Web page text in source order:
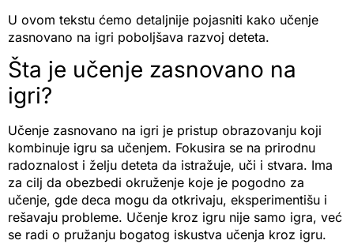
U ovom tekstu ćemo detaljnije pojasniti kako učenje
zasnovano na igri poboljšava razvoj deteta.
Šta je učenje zasnovano na
igri?
Učenje zasnovano na igri je pristup obrazovanju koji
kombinuje igru sa učenjem. Fokusira se na prirodnu
radoznalost i želju deteta da istražuje, uči i stvara. Ima
za cilj da obezbedi okruženje koje je pogodno za
učenje, gde deca mogu da otkrivaju, eksperimentišu i
rešavaju probleme. Učenje kroz igru nije samo igra, već
se radi o pružanju bogatog iskustva učenja kroz igru.